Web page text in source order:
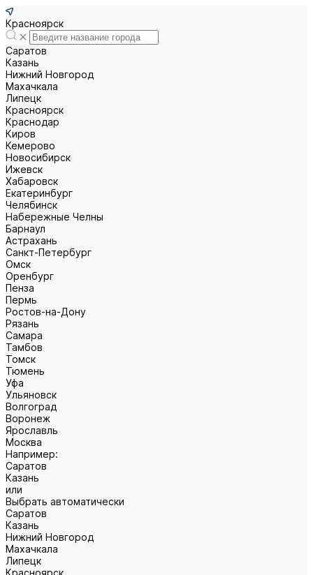
Красноярск
Саратов
Казань
Нижний Новгород
Махачкала
Липецк
Красноярск
Краснодар
Киров
Кемерово
Новосибирск
Ижевск
Хабаровск
Екатеринбург
Челябинск
Набережные Челны
Барнаул
Астрахань
Санкт-Петербург
Омск
Оренбург
Пенза
Пермь
Ростов-на-Дону
Рязань
Самара
Тамбов
Томск
Тюмень
Уфа
Ульяновск
Волгоград
Воронеж
Ярославль
Москва
Например:
Саратов
Казань
или
Выбрать автоматически
Саратов
Казань
Нижний Новгород
Махачкала
Липецк
Красноярск